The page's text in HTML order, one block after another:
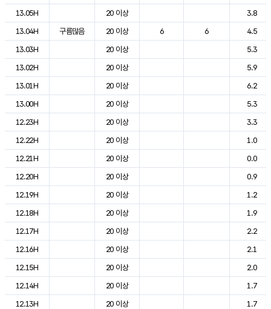
13.05H
20 이상
3.8
13.04H
구름많음 20 이상 6 6
4.5
13.03H
20 이상
5.3
13.02H
20 이상
5.9
13.01H
20 이상
6.2
13.00H
20 이상
5.3
12.23H
20 이상
3.3
12.22H
20 이상
1.0
12.21H
20 이상
0.0
12.20H
20 이상
0.9
12.19H
20 이상
1.2
12.18H
20 이상
1.9
12.17H
20 이상
2.2
12.16H
20 이상
2.1
12.15H
20 이상
2.0
12.14H
20 이상
1.7
12.13H
20 이상
1.7